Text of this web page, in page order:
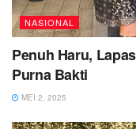
NASIONAL
Penuh Haru,
Purna Bakti
MEI 2, 2025